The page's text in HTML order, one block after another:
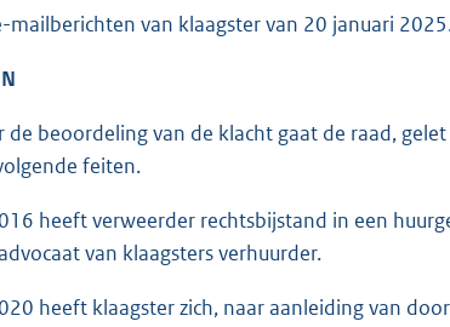
mailberichten van klaagster van 20 januari
de beoordeling van de klacht gaat de raad,
feiten.
heeft verweerder rechtsbijstand in een
van klaagsters verhuurder.
heeft klaagster zich, naar aanleiding van